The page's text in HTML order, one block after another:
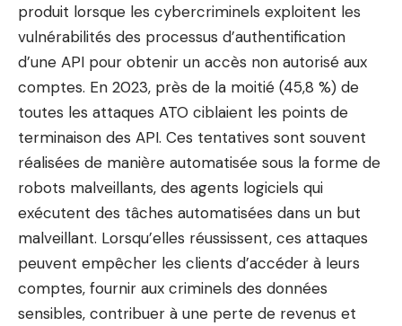
produit lorsque les cybercriminels exploitent les
vulnérabilités des processus d’authentification
d’une API pour obtenir un accès non autorisé aux
comptes. En 2023, près de la moitié (45,8 %) de
toutes les attaques ATO ciblaient les points de
terminaison des API. Ces tentatives sont souvent
réalisées de manière automatisée sous la forme de
robots malveillants, des agents logiciels qui
exécutent des tâches automatisées dans un but
malveillant. Lorsqu’elles réussissent, ces attaques
peuvent empêcher les clients d’accéder à leurs
comptes, fournir aux criminels des données
sensibles, contribuer à une perte de revenus et